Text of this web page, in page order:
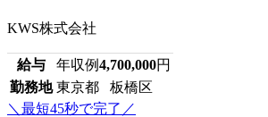
KWS株式会社
給与 年収例4,700,000円
勤務地 東京都 板橋区
＼最短45秒で完了／